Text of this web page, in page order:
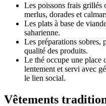
Les poissons frais grillés
merlus, dorades et
Les plats à base de
saharienne.
Les préparations sobres,
qualité des produits.
Le thé occupe une place
lentement et servi avec
le lien social.
Vêtements